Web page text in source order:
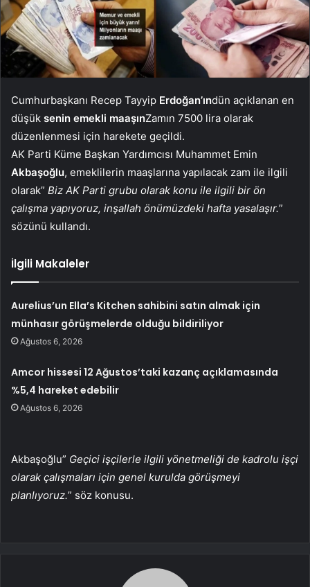
Cumhurbaşkanı Recep Tayyip Erdoğan’ındün açıklanan en
düşük senin emekli maaşınZamın 7500 lira olarak
düzenlenmesi için harekete geçildi.
AK Parti Küme Başkan Yardımcısı Muhammet Emin
Akbaşoğlu, emeklilerin maaşlarına yapılacak zam ile ilgili
olarak” Biz AK Parti grubu olarak konu ile ilgili bir ön
çalışma yapıyoruz, inşallah önümüzdeki hafta yasalaşır.”
sözünü kullandı.
İlgili Makaleler
Aurelius’un Ella’s Kitchen sahibini satın almak için
münhasır görüşmelerde olduğu bildiriliyor
Ağustos 6, 2026
Amcor hissesi 12 Ağustos’taki kazanç açıklamasında
%5,4 hareket edebilir
Ağustos 6, 2026
Akbaşoğlu” Geçici işçilerle ilgili yönetmeliği de kadrolu işçi
olarak çalışmaları için genel kurulda görüşmeyi
planlıyoruz.” söz konusu.